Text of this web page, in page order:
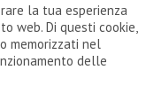
la tua esperienza
web. Di questi cookie,
memorizzati nel
delle